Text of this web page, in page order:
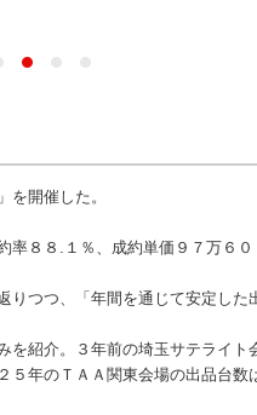
開催した。
８８.１％、成約単価９７万６
つ、「年間を通じて安定し
紹介。３年前の埼玉サテライ
年のＴＡＡ関東会場の出品台